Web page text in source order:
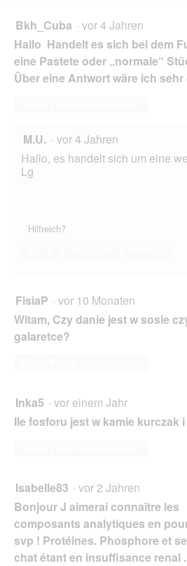
Bkh_Cuba · vor 4 Jahren
Hallo Handelt es sich bei dem
eine Pastete oder „normale“
Über eine Antwort wäre ich sehr
M.U. · vor 4 Jahren
Hallo, es handelt sich um eine
Lg
Hilfreich?
FisiaP · vor 10 Monaten
Witam, Czy danie jest w sosie
galaretce?
Inka5 · vor einem Jahr
Ile fosforu jest w kamie kurczak
Isabelle83 · vor 2 Jahren
Bonjour J aimerai connaître les
composants analytiques en
svp ! Protéines. Phosphore et
chat étant en insuffisance renal